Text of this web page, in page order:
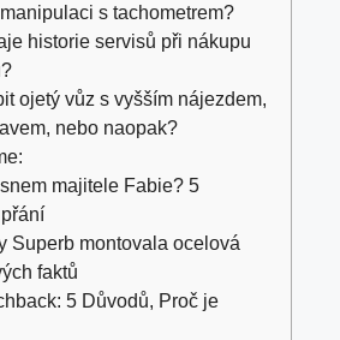
s tachometrem?
historie servisů při nákupu
ojetý vůz s vyšším nájezdem,
nebo naopak?
majitele Fabie? 5
Superb montovala ocelová
faktů
5 Důvodů, Proč je